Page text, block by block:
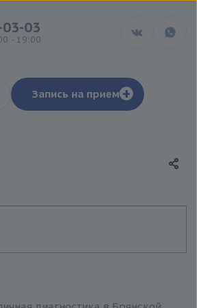
03
- 19:00
Запись на прием +